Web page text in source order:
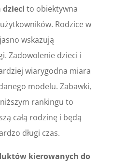
dzieci to obiektywna
Rodzice w
wskazują
Zadowolenie dzieci i
wiarygodna miara
modelu. Zabawki,
rankingu to
całą rodzinę i będą
długi czas.
kierowanych do